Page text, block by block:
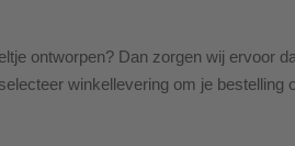
ontworpen? Dan zorgen wij ervoor
winkellevering om je bestelling